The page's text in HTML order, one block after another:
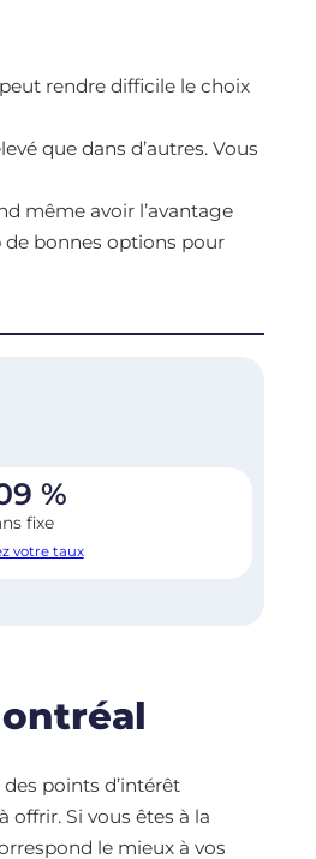
rendre difficile le choix
que dans d’autres. Vous
même avoir l’avantage
de bonnes options pour
%
fixe
votre taux
points d’intérêt
Si vous êtes à la
le mieux à vos